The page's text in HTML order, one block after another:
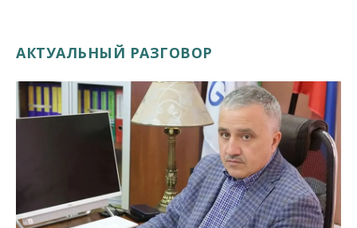
АКТУАЛЬНЫЙ РАЗГОВОР